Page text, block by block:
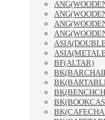
BF(ALTAR)